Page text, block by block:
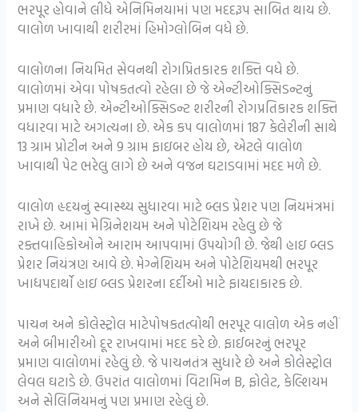
ભરપૂર હોવાને લીધે એનિમિનયામાં પણ મદદરૂપ સાબિત થાય છે.
વાલોળ ખાવાથી શરીરમાં હિમોગ્લોબિન વધે છે.
વાલોળના નિયમિત સેવનથી રોગપ્રિતકારક શક્તિ વધે છે.
વાલોળમાં એવા પોષકતત્વો રહેલા છે જે એન્ટીઓક્સિડન્ટનું
પ્રમાણ વધારે છે. એન્ટીઓક્સિડન્ટ શરીરની રોગપ્રતિકારક શક્તિ
વધારવા માટે અગત્યના છે. એક કપ વાલોળમાં 187 કેલેરીની સાથે
13 ગ્રામ પ્રોટીન અને 9 ગ્રામ ફાઇબર હોય છે, એટલે વાલોળ
ખાવાથી પેટ ભરેલુ લાગે છે અને વજન ઘટાડવામાં મદદ મળે છે.
વાલોળ હૃદયનું સ્વાસ્થ્ય સુધારવા માટે બ્લડ પ્રેશર પણ નિયમંત્રમાં
રાખે છે. આમાં મેગ્રિનેશયમ અને પોટેશિયમ રહેલુ છે જે
રક્તવાહિકોઓને આરામ આપવામાં ઉપયોગી છે. જેથી હાઇ બ્લડ
પ્રેશર નિયંત્રણ આવે છે. મેગ્નેશિયમ અને પોટેશિયમથી ભરપૂર
ખાદ્યપદાર્થો હાઇ બ્લડ પ્રેશરના દર્દીઓ માટે ફાયદાકારક છે.
પાચન અને કોલેસ્ટ્રોલ માટેપોષકતત્વોથી ભરપૂર વાલોળ એક નહીં
અને બીમારીઓ દૂર રાખવામાં મદદ કરે છે. ફાઈબરનું ભરપૂર
પ્રમાણ વાલોળમાં રહેલું છે. જે પાચનતંત્ર સુધારે છે અને કોલેસ્ટ્રોલ
લેવલ ઘટાડે છે. ઉપરાંત વાલોળમાં વિટામિન B, ફોલેટ, કેલ્શિયમ
અને સેલિનિયમનું પણ પ્રમાણ રહેલું છે.